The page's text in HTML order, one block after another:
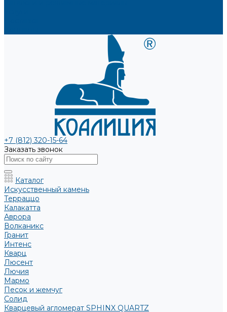
+7 (812) 320-15-64
Заказать звонок
Каталог
Искусственный камень
Терраццо
Калакатта
Аврора
Волканикс
Гранит
Интенс
Кварц
Люсент
Лючия
Мармо
Песок и жемчуг
Солид
Кварцевый агломерат SPHINX QUARTZ